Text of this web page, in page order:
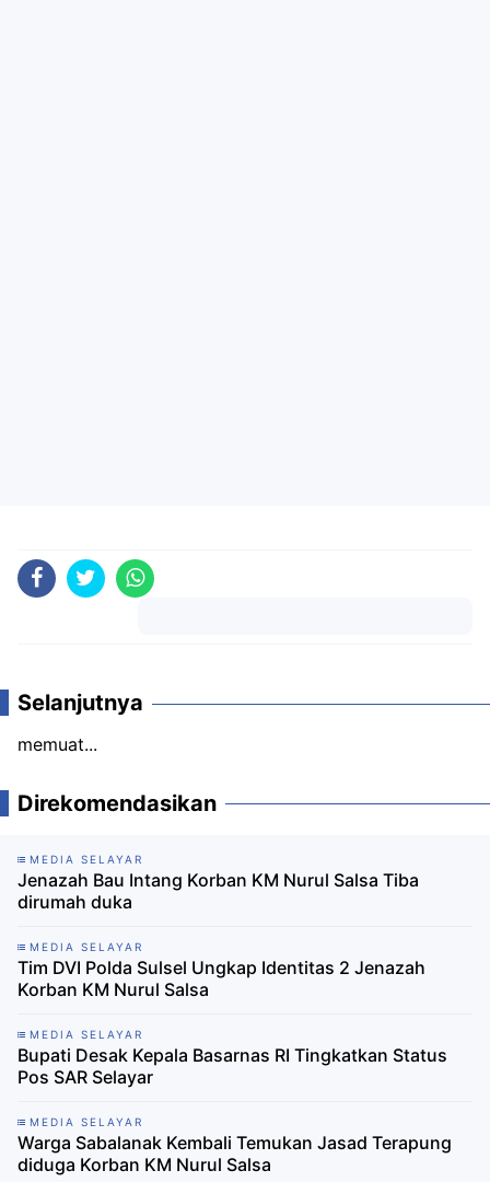
Selanjutnya
memuat...
Direkomendasikan
MEDIA SELAYAR
Jenazah Bau Intang Korban KM Nurul Salsa Tiba
dirumah duka
MEDIA SELAYAR
Tim DVI Polda Sulsel Ungkap Identitas 2 Jenazah
Korban KM Nurul Salsa
MEDIA SELAYAR
Bupati Desak Kepala Basarnas RI Tingkatkan Status
Pos SAR Selayar
MEDIA SELAYAR
Warga Sabalanak Kembali Temukan Jasad Terapung
diduga Korban KM Nurul Salsa